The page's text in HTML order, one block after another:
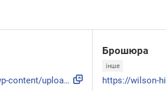
https://wilson-hifi.eu/wp-content/uploads/2025/07/Wilson-Sc...
Брошюра
інше